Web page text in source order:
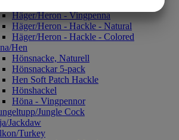
Häger/Heron - Vingpenna
Häger/Heron - Hackle - Natural
Häger/Heron - Hackle - Colored
Hen
Hönsnacke, Naturell
Hönsnackar 5-pack
Hen Soft Patch Hackle
Hönshackel
Höna - Vingpennor
Jungle Cock
Jackdaw
Turkey
STATISTIK